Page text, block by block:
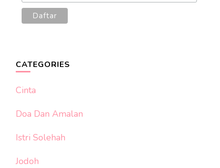
CATEGORIES
Cinta
Doa Dan Amalan
Istri Solehah
Jodoh